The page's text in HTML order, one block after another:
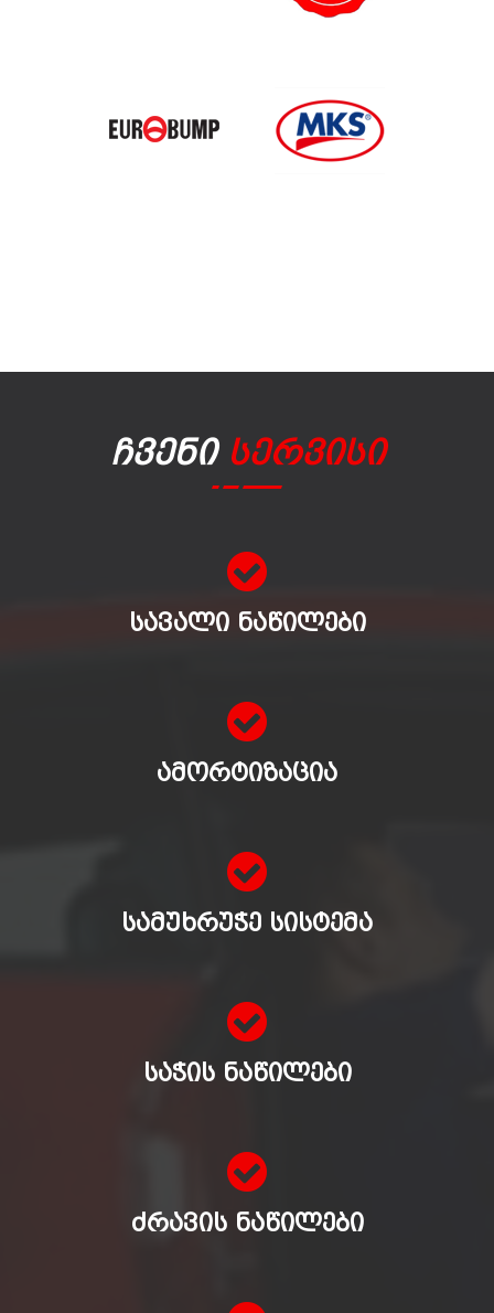
Ჩვენი Სერვისი
ᲡᲐᲕᲐᲚᲘ ᲜᲐᲬᲘᲚᲔᲑᲘ
ᲐᲛᲝᲠᲢᲘᲖᲐᲪᲘᲐ
ᲡᲐᲛᲣᲮᲠᲣᲭᲔ ᲡᲘᲡᲢᲔᲛᲐ
ᲡᲐᲭᲘᲡ ᲜᲐᲬᲘᲚᲔᲑᲘ
ᲫᲠᲐᲕᲘᲡ ᲜᲐᲬᲘᲚᲔᲑᲘ